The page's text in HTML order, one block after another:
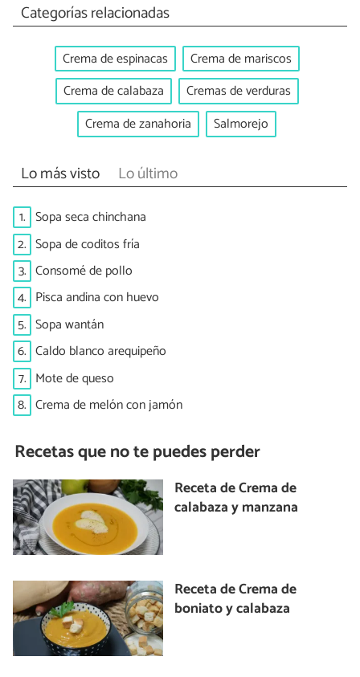
Categorías relacionadas
Crema de espinacas
Crema de mariscos
Crema de calabaza
Cremas de verduras
Crema de zanahoria
Salmorejo
Lo más visto Lo último
1. Sopa seca chinchana
2. Sopa de coditos fría
3. Consomé de pollo
4. Pisca andina con huevo
5. Sopa wantán
6. Caldo blanco arequipeño
7. Mote de queso
8. Crema de melón con jamón
Recetas que no te puedes perder
Receta de Crema de
calabaza y manzana
Receta de Crema de
boniato y calabaza